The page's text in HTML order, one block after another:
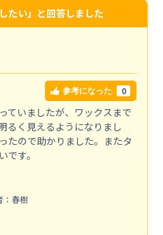
たい」と回答しました
参考になった 0
ていましたが、ワックスまで
るく見えるようになりまし
たので助かりました。またタ
です。
：春樹